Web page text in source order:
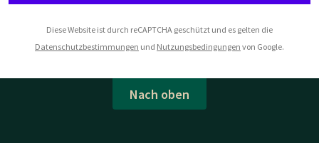
Diese Website ist durch reCAPTCHA geschützt und es gelten die
Datenschutzbestimmungen und Nutzungsbedingungen von Google.
Nach oben